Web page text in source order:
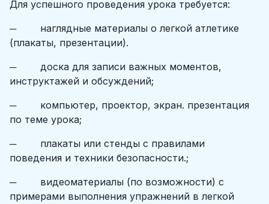
Для успешного проведения урока требуется:
─ наглядные материалы о легкой атлетике
(плакаты, презентации).
─ доска для записи важных моментов,
инструктажей и обсуждений;
─ компьютер, проектор, экран. презентация
по теме урока;
─ плакаты или стенды с правилами
поведения и техники безопасности.;
─ видеоматериалы (по возможности) с
примерами выполнения упражнений в легкой